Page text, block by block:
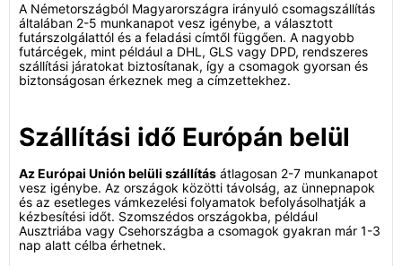
A Németországból Magyarországra irányuló csomagszállítás
általában 2-5 munkanapot vesz igénybe, a választott
futárszolgálattól és a feladási címtől függően. A nagyobb
futárcégek, mint például a DHL, GLS vagy DPD, rendszeres
szállítási járatokat biztosítanak, így a csomagok gyorsan és
biztonságosan érkeznek meg a címzettekhez.
Szállítási idő Európán belül
Az Európai Unión belüli szállítás átlagosan 2-7 munkanapot
vesz igénybe. Az országok közötti távolság, az ünnepnapok
és az esetleges vámkezelési folyamatok befolyásolhatják a
kézbesítési időt. Szomszédos országokba, például
Ausztriába vagy Csehországba a csomagok gyakran már 1-3
nap alatt célba érhetnek.